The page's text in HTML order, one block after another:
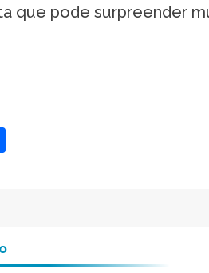
que pode surpreender